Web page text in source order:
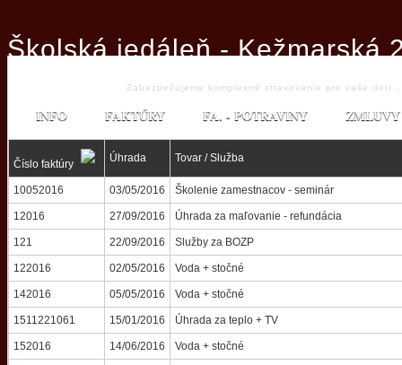
Školská jedáleň - Kežmarská
Zabezpečujeme komplexné stravovanie pre vaše deti
INFO FAKTÚRY FA. - POTRAVINY ZMLUVY
Číslo faktúry Úhrada Tovar / Služba
10052016 03/05/2016 Školenie zamestnacov - seminár
12016 27/09/2016 Úhrada za maľovanie - refundácia
121 22/09/2016 Služby za BOZP
122016 02/05/2016 Voda + stočné
142016 05/05/2016 Voda + stočné
1511221061 15/01/2016 Úhrada za teplo + TV
152016 14/06/2016 Voda + stočné